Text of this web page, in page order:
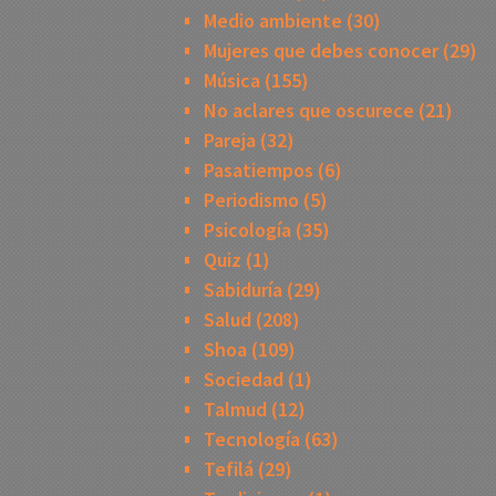
Medio ambiente (30)
Mujeres que debes conocer(29)
Música (155)
No aclares que oscurece (21)
Pareja (32)
Pasatiempos (6)
Periodismo (5)
Psicología (35)
Quiz (1)
Sabiduría (29)
Salud (208)
Shoa (109)
Sociedad (1)
Talmud (12)
Tecnología (63)
Tefilá (29)